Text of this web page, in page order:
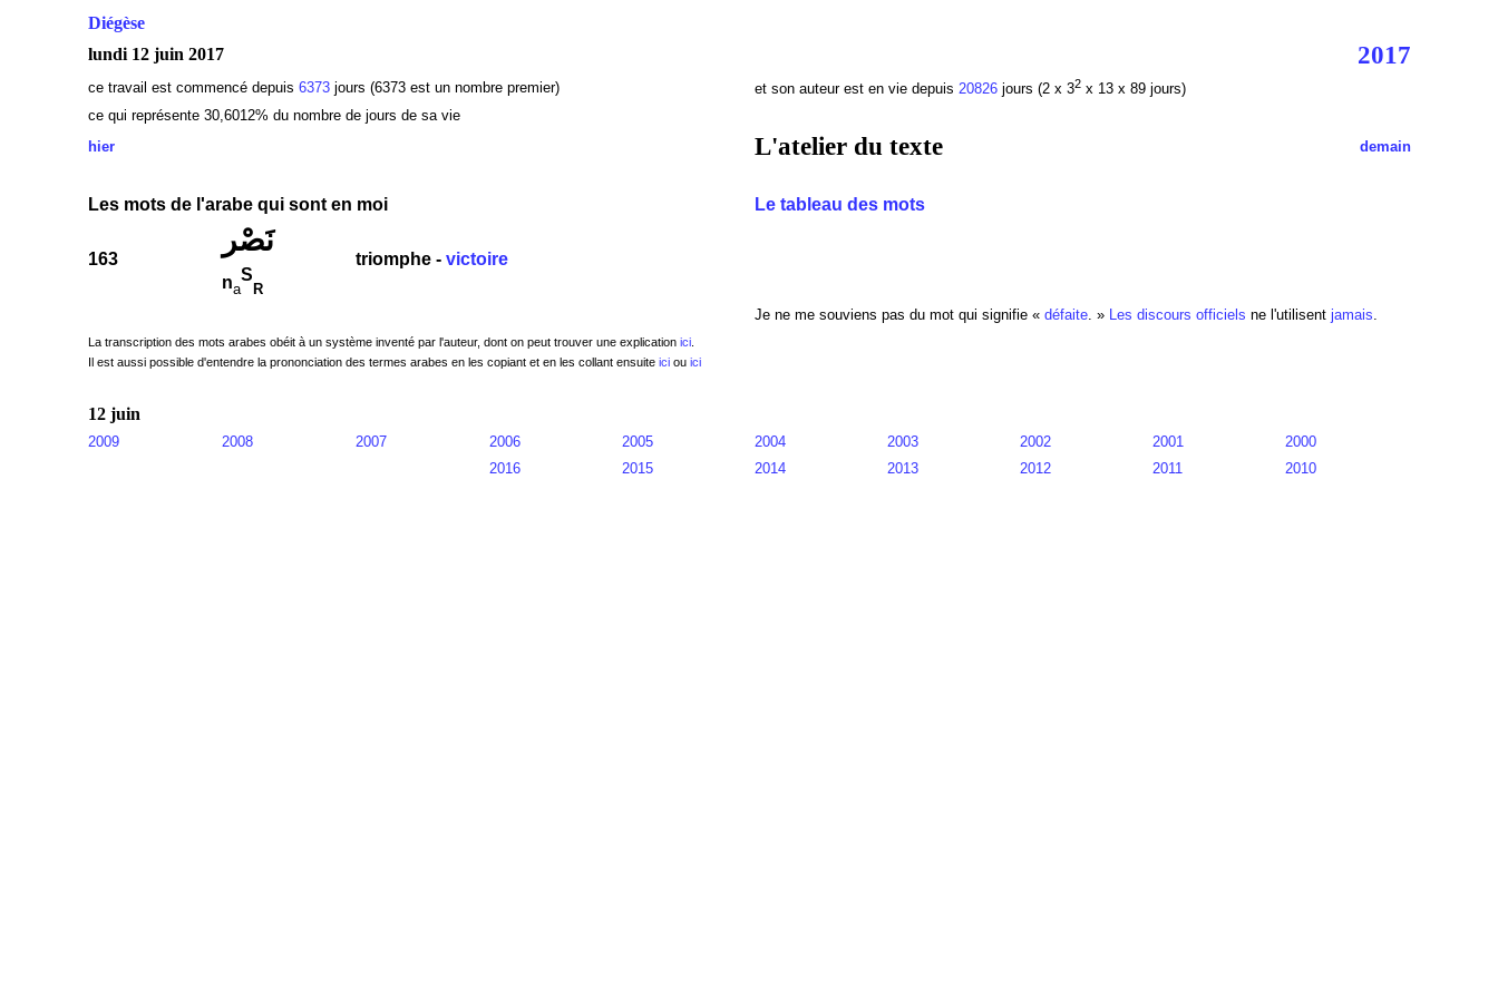
Diégèse
lundi 12 juin 2017
2017
ce travail est commencé depuis 6373jours (6373 est un nombre premier) et son auteur est en vie depuis 20826 jours (2 x 32x 13 x 89 jours)
ce qui représente 30,6012% du nombre de jours de sa vie
hier
L'atelier du texte demain
Les mots de l'arabe qui sont en moi Le tableau des mots
163
نَصْر
triomphe - victoire
na
S
R
Je ne me souviens pas du mot qui signifie « défaite. » Les discours officiels ne l'utilisent jamais.
La transcription des mots arabes obéit à un système inventé par l'auteur, dont on peut trouver une explication ici.
Il est aussi possible d'entendre la prononciation des termes arabes en les copiant et en les collant ensuite iciou ici
12 juin
2009 2008 2007 2006 2005 2004 2003 2002 2001
2000
2016
2015 2014 2013 2012 2011 2010